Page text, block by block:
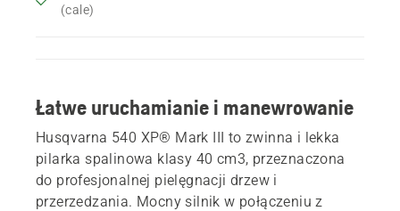
(cale)
Łatwe uruchamianie i manewrowanie
Husqvarna 540 XP® Mark III to zwinna i lekka
pilarka spalinowa klasy 40 cm3, przeznaczona
do profesjonalnej pielęgnacji drzew i
przerzedzania. Mocny silnik w połączeniu z